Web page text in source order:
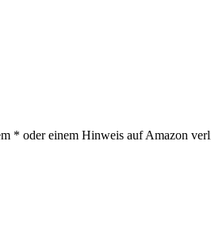
* oder einem Hinweis auf Amazon